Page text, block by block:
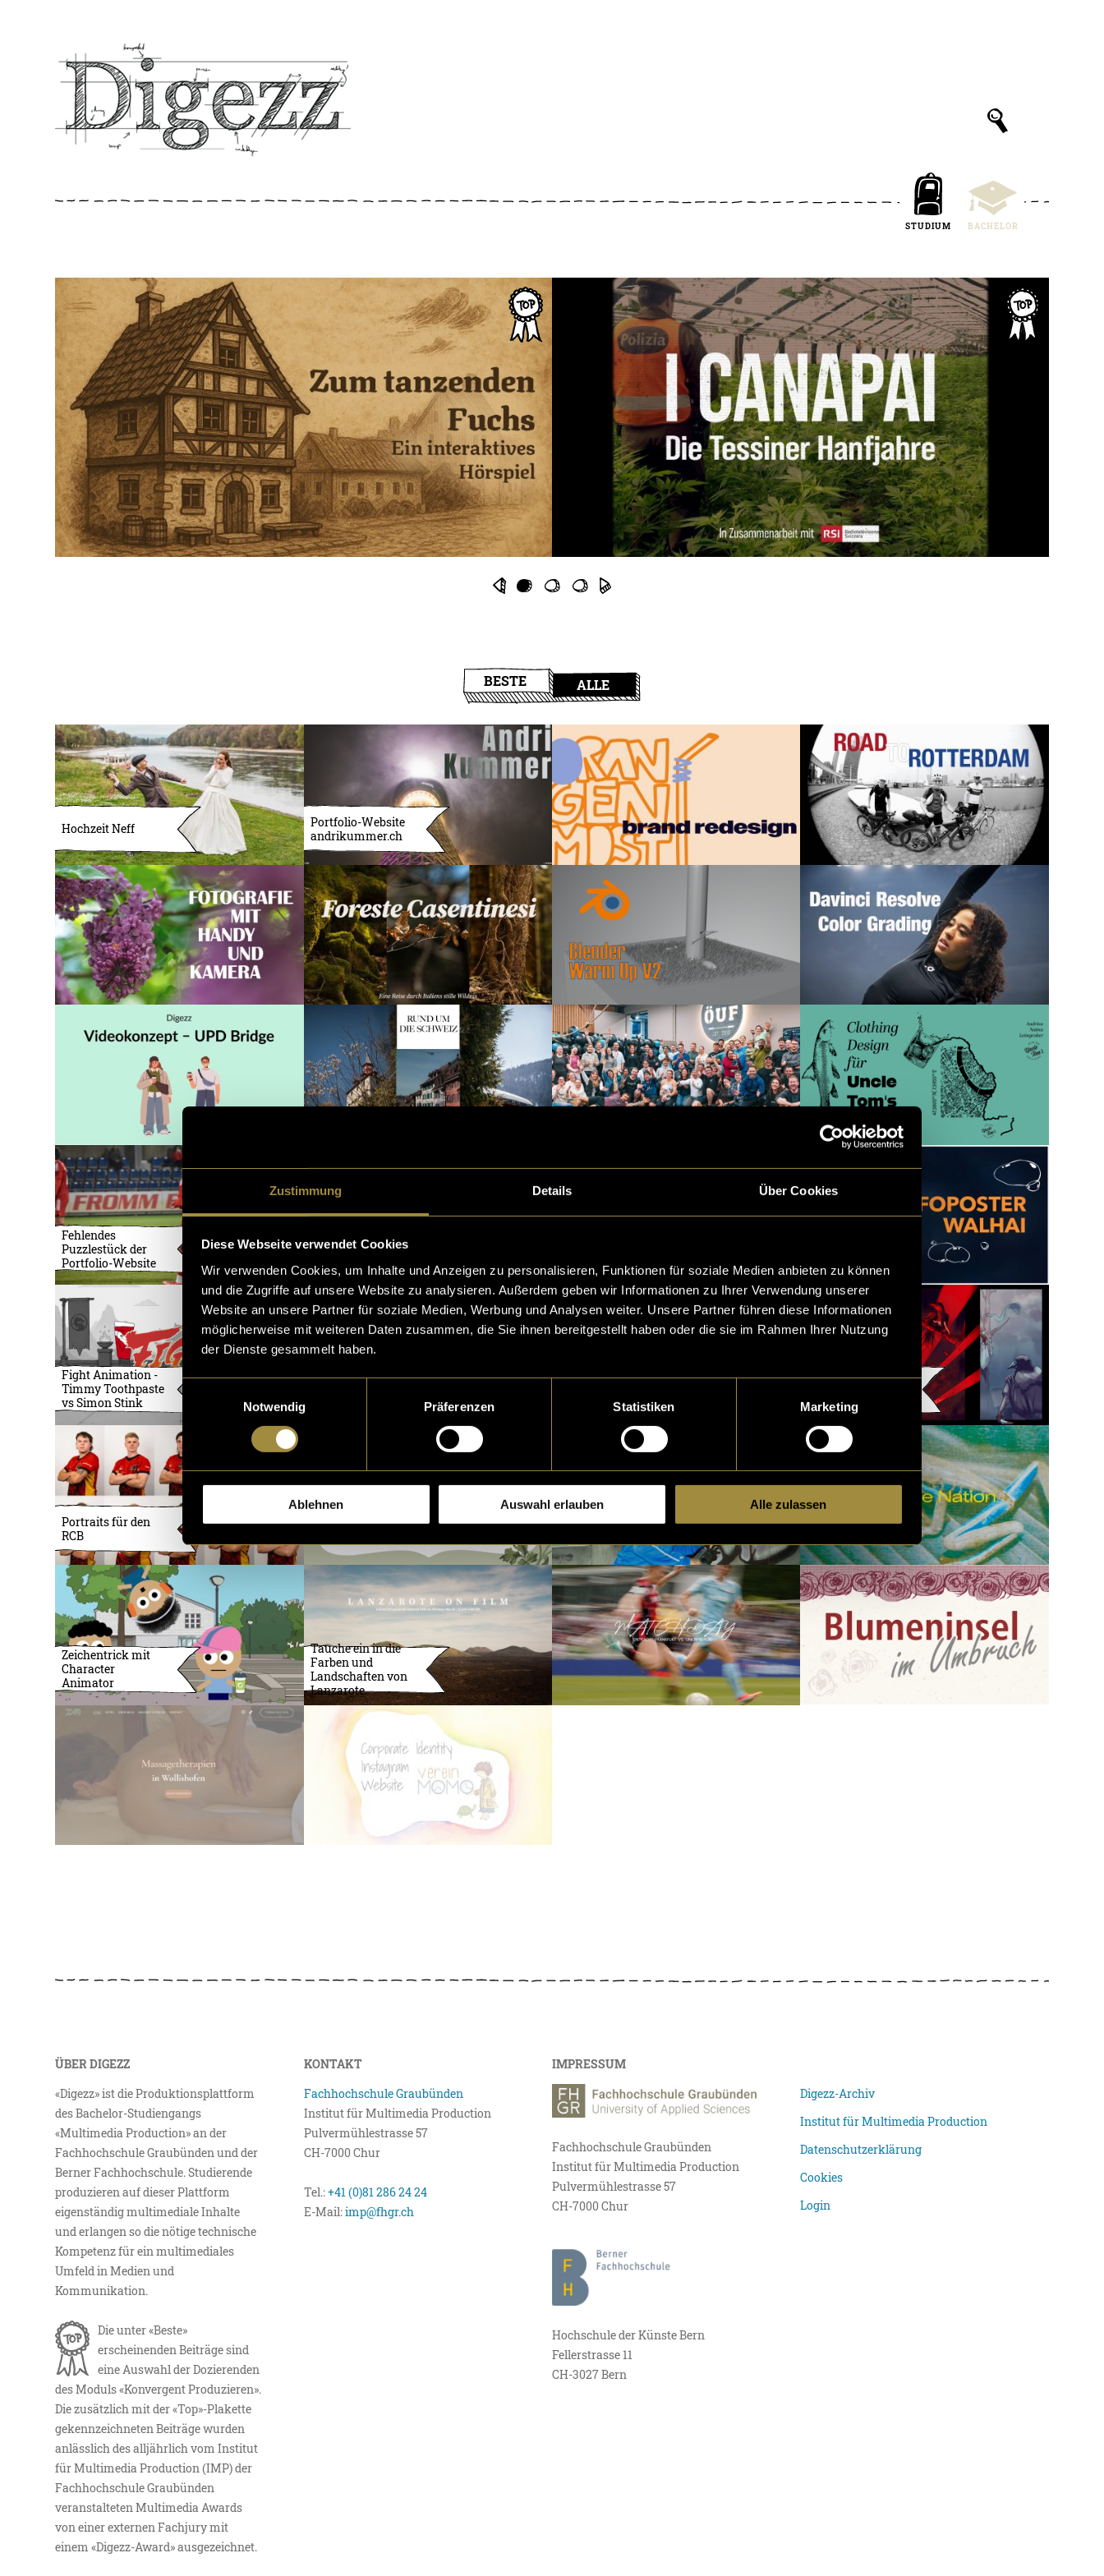
Zustimmung Details Über Cookies
Diese Webseite verwendet Cookies
Wir verwenden Cookies, um Inhalte und Anzeigen zu personalisieren, Funktionen für soziale Medien anbieten zu können
und die Zugriffe auf unsere Website zu analysieren. Außerdem geben wir Informationen zu Ihrer Verwendung unserer
Website an unsere Partner für soziale Medien, Werbung und Analysen weiter. Unsere Partner führen diese Informationen
möglicherweise mit weiteren Daten zusammen, die Sie ihnen bereitgestellt haben oder die sie im Rahmen Ihrer Nutzung
der Dienste gesammelt haben.
Einwilligungsauswahl
Notwendig
Präferenzen Statistiken Marketing
Ablehnen Auswahl erlauben Alle zulassen
STUDIUM BACHELOR
BESTE ALLE
Hochzeit Neff
Portfolio-Website
andrikummer.ch
Fehlendes
Puzzlestück der
Portfolio-Website
Konzept für den
LoL-Esport
Fight Animation -
Timmy Toothpaste
vs Simon Stink
Basketball Reels
Portraits für den
RCB
Zeichentrick mit
Character
Animator
Tauche ein in die
Farben und
Landschaften von
Lanzarote.
ÜBER DIGEZZ
«Digezz» ist die Produktionsplattform
des Bachelor-Studiengangs
«Multimedia Production» an der
Fachhochschule Graubünden und der
Berner Fachhochschule. Studierende
produzieren auf dieser Plattform
eigenständig multimediale Inhalte
und erlangen so die nötige technische
Kompetenz für ein multimediales
Umfeld in Medien und
Kommunikation.
Die unter «Beste»
erscheinenden Beiträge sind
eine Auswahl der Dozierenden
des Moduls «Konvergent Produzieren».
Die zusätzlich mit der «Top»-Plakette
gekennzeichneten Beiträge wurden
anlässlich des alljährlich vom Institut
für Multimedia Production (IMP) der
Fachhochschule Graubünden
veranstalteten Multimedia Awards
von einer externen Fachjury mit
einem «Digezz-Award» ausgezeichnet.
KONTAKT
Fachhochschule Graubünden
Institut für Multimedia Production
Pulvermühlestrasse 57
CH-7000 Chur
Tel.:+41 (0)81 286 24 24
E-Mail:imp@fhgr.ch
IMPRESSUM
Fachhochschule Graubünden
Institut für Multimedia Production
Pulvermühlestrasse 57
CH-7000 Chur
Hochschule der Künste Bern
Fellerstrasse 11
CH-3027 Bern
Digezz-Archiv
Institut für Multimedia Production
Datenschutzerklärung
Cookies
Login